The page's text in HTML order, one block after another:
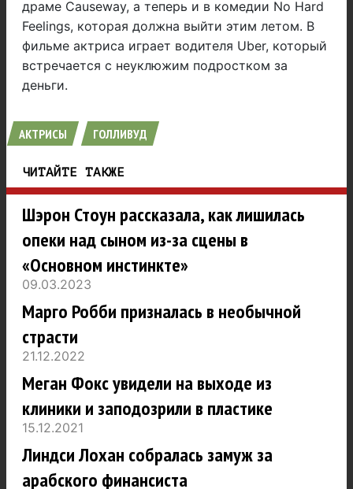
драме Causeway, а теперь и в комедии No Hard
Feelings, которая должна выйти этим летом. В
фильме актриса играет водителя Uber, который
встречается с неуклюжим подростком за
деньги.
АКТРИСЫ ГОЛЛИВУД
ЧИТАЙТЕ ТАКЖЕ
Шэрон Стоун рассказала, как лишилась
опеки над сыном из-за сцены в
«Основном инстинкте»
09.03.2023
Марго Робби призналась в необычной
страсти
21.12.2022
Меган Фокс увидели на выходе из
клиники и заподозрили в пластике
15.12.2021
Линдси Лохан собралась замуж за
арабского финансиста